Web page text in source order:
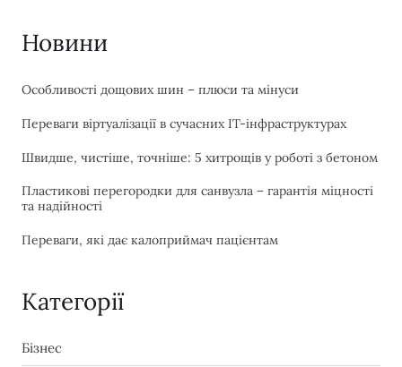
Новини
Особливості дощових шин – плюси та мінуси
Переваги віртуалізації в сучасних IT-інфраструктурах
Швидше, чистіше, точніше: 5 хитрощів у роботі з бетоном
Пластикові перегородки для санвузла – гарантія міцності
та надійності
Переваги, які дає калоприймач пацієнтам
Категорії
Бізнес